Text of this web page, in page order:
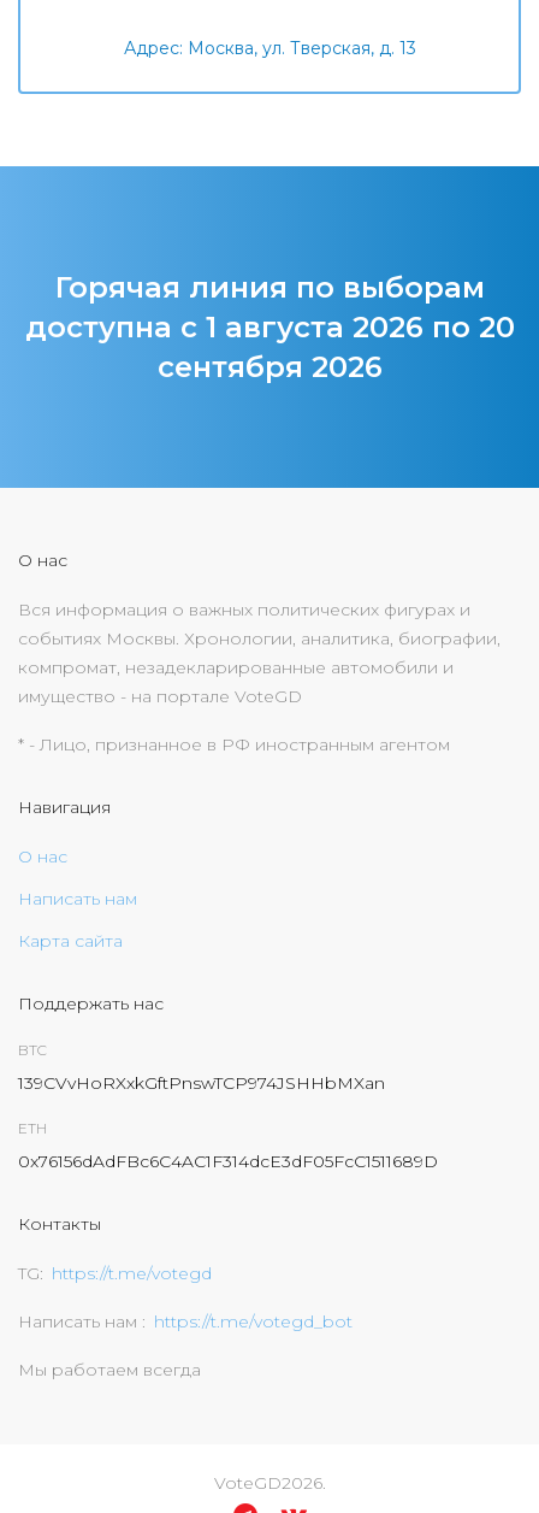
Адрес: Москва, ул. Тверская, д. 13
Горячая линия по выборам
доступна с 1 августа 2026 по 20
сентября 2026
О нас
Вся информация о важных политических фигурах и
событиях Москвы. Хронологии, аналитика, биографии,
компромат, незадекларированные автомобили и
имущество - на портале VoteGD
* - Лицо, признанное в РФ иностранным агентом
Навигация
О нас
Написать нам
Карта сайта
Поддержать нас
BTC
139CVvHoRXxkGftPnswTCP974JSHHbMXan
ETH
0x76156dAdFBc6C4AC1F314dcE3dF05FcC1511689D
Контакты
TG https://t.me/votegd
Написать нам https://t.me/votegd_bot
Мы работаем всегда
VoteGD2026.